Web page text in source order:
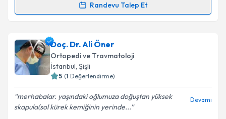
Randevu Talep Et
takvim hazırlandığında e-posta ile bilgilendireceğiz.
E-posta Adresiniz
Kişisel verilerimin işlenmesine ilişkin
Doç. Dr. Ali Öner
Ortopedi ve Travmatoloji
İstanbul, Şişli
5 (1 Değerlendirme)
merhabalar. yaşındaki oğlumuza doğuştan yüksek
skapula(sol kürek kemiğinin yerinde...
Devamı